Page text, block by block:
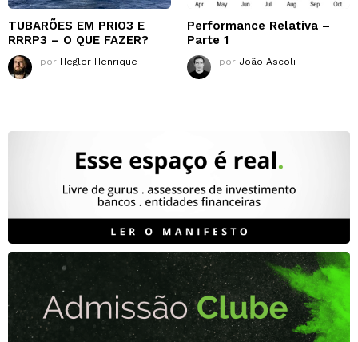
TUBARÕES EM PRIO3 E
RRRP3 – O QUE FAZER?
por Hegler Henrique
Performance Relativa –
Parte 1
por João Ascoli